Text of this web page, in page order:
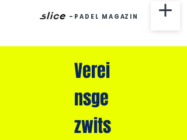
- P A D E L M A G AZ I N
Verei
nsge
zwits